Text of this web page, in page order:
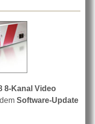
8-Kanal Video
Software-Update